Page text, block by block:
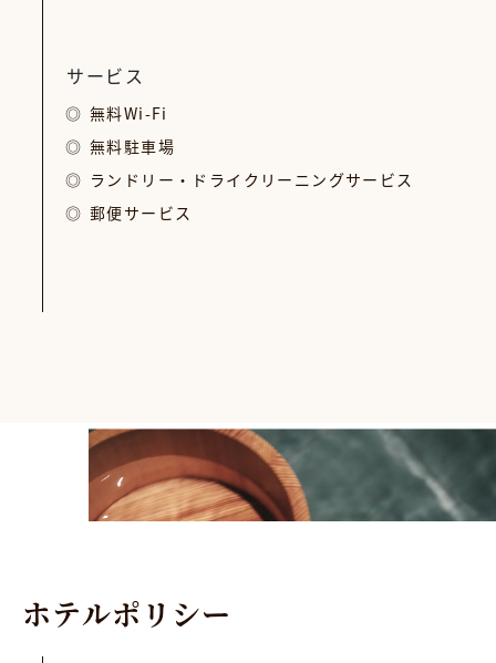
サービス
無料Wi-Fi
無料駐車場
ランドリー・ドライクリーニングサービス
郵便サービス
ホテルポリ シー